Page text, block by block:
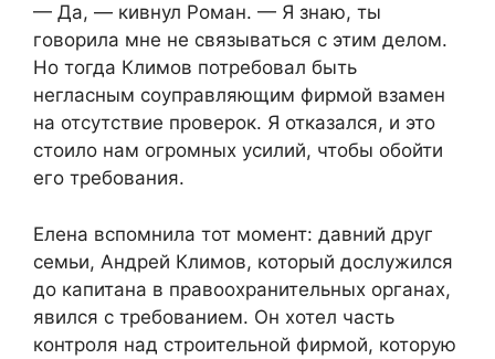
— Да, — кивнул Роман. — Я знаю, ты
говорила мне не связываться с этим делом.
Но тогда Климов потребовал быть
негласным соуправляющим фирмой взамен
на отсутствие проверок. Я отказался, и это
стоило нам огромных усилий, чтобы обойти
его требования.
Елена вспомнила тот момент: давний друг
семьи, Андрей Климов, который дослужился
до капитана в правоохранительных органах,
явился с требованием. Он хотел часть
контроля над строительной фирмой, которую